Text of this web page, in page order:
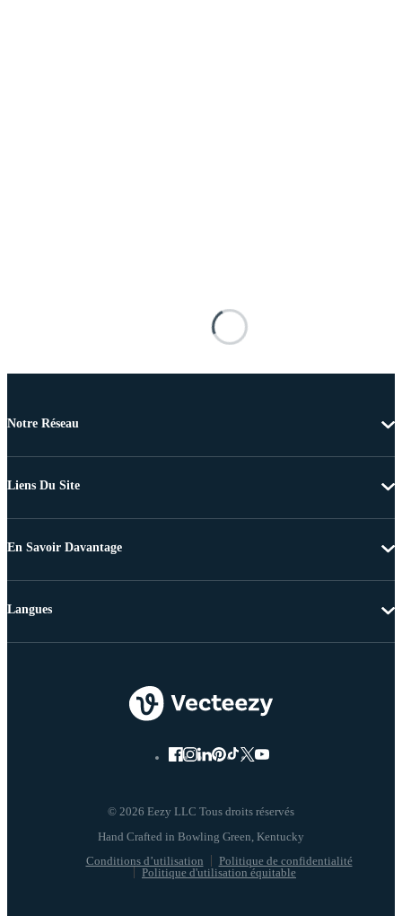
Notre Réseau
Liens Du Site
En Savoir Davantage
© 2026 Eezy LLC Tous droits réservés
Conditions d’utilisation
Politique de confidentialité
Politique d'utilisation équitable
Langues